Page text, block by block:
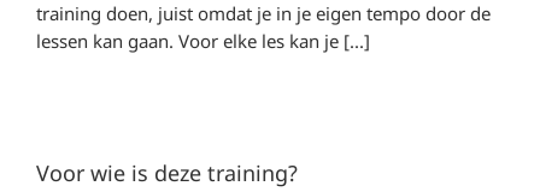
training doen, juist omdat je in je eigen tempo door de
lessen kan gaan. Voor elke les kan je [...]
Voor wie is deze training?